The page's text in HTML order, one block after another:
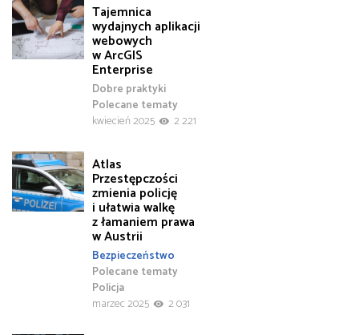
Tajemnica
wydajnych aplikacji
webowych
w ArcGIS
Enterprise
Dobre praktyki
Polecane tematy
kwiecień 2025
2 221
Atlas
Przestępczości
zmienia policję
i ułatwia walkę
z łamaniem prawa
w Austrii
Bezpieczeństwo
Polecane tematy
Policja
marzec 2025
2 031